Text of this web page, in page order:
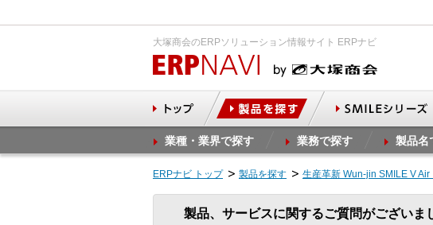
大塚商会のERPソリューション情報サイト ERPナビ
業種・業界で探す 業務で探す 製品名
ERPナビ トップ 製品を探す 生産革新 Wun-jin SMILE V Air
製品、サービスに関するご質問がございま